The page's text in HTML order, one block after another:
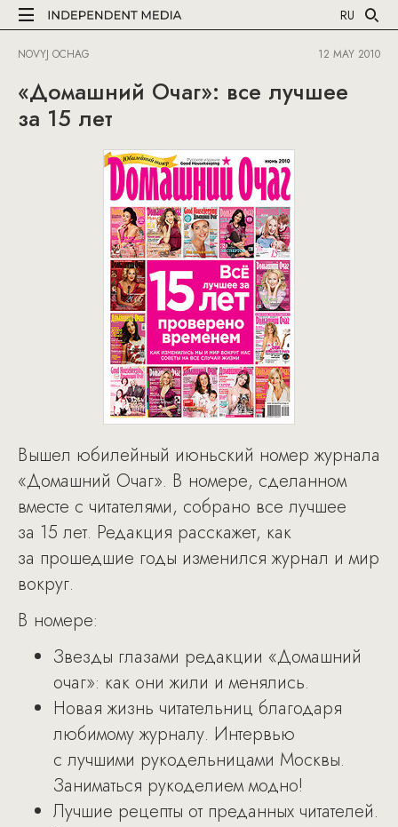
RU
NOVYJ OCHAG 12 MAY 2010
«Домашний Очаг»: все лучшее
за 15 лет
Вышел юбилейный июньский номер журнала
«Домашний Очаг». В номере, сделанном
вместе с читателями, собрано все лучшее
за 15 лет. Редакция расскажет, как
за прошедшие годы изменился журнал и мир
вокруг.
В номере:
Звезды глазами редакции «Домашний
очаг»: как они жили и менялись.
Новая жизнь читательниц благодаря
любимому журналу. Интервью
с лучшими рукодельницами Москвы.
Заниматься рукоделием модно!
Лучшие рецепты от преданных читателей.